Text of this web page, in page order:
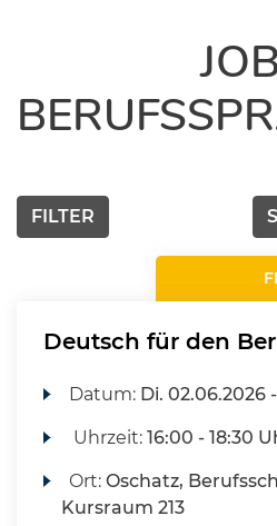
FILTER
Deutsch für den
Datum: Di. 02.06.2026 -
Uhrzeit:16:00 - 18:30
Ort:Oschatz,
Kursraum 213